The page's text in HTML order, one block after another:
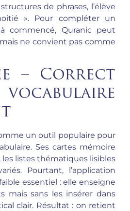
de phrases, l’élève
». Pour compléter un
commencé, Quranic peut
ne convient pas comme
– Correct
un outil populaire pour
Ses cartes mémoire
listes thématiques lisibles
Pourtant, l’application
essentiel : elle enseigne
mais sans les insérer dans
clair. Résultat : on retient